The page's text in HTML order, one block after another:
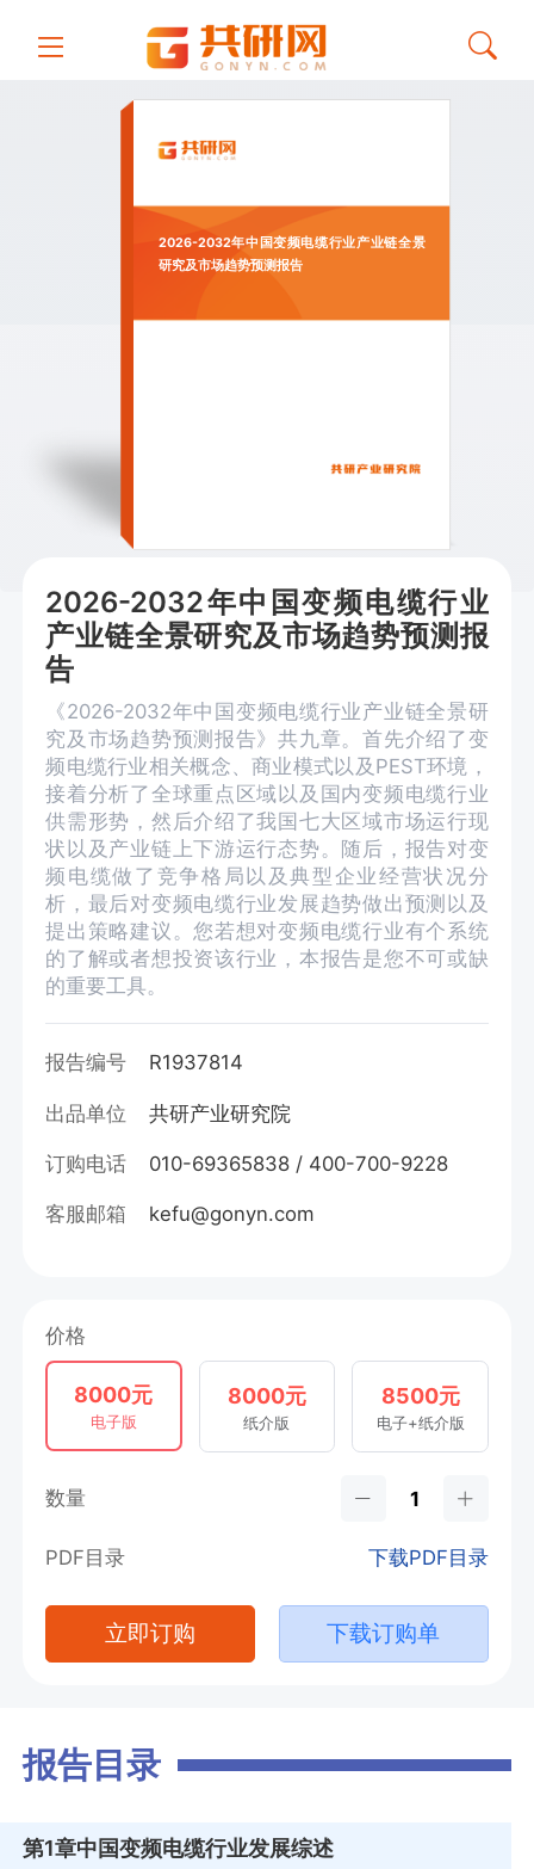
2026-2032年中国变频电缆行业产业链全景
研究及市场趋势预测报告
2026-2032年中国变频电缆行业
产业链全景研究及市场趋势预测报
告
《2026-2032年中国变频电缆行业产业链全景研
究及市场趋势预测报告》共九章。首先介绍了变
频电缆行业相关概念、商业模式以及PEST环境，
接着分析了全球重点区域以及国内变频电缆行业
供需形势，然后介绍了我国七大区域市场运行现
状以及产业链上下游运行态势。随后，报告对变
频电缆做了竞争格局以及典型企业经营状况分
析，最后对变频电缆行业发展趋势做出预测以及
提出策略建议。您若想对变频电缆行业有个系统
的了解或者想投资该行业，本报告是您不可或缺
的重要工具。
报告编号 R1937814
出品单位 共研产业研究院
订购电话 010-69365838 / 400-700-9228
客服邮箱 kefu@gonyn.com
价格
8000元
电子版
8000元
纸介版
8500元
电子+纸介版
数量
PDF目录 下载PDF目录
立即订购 下载订购单
报告目录
第1章中国变频电缆行业发展综述